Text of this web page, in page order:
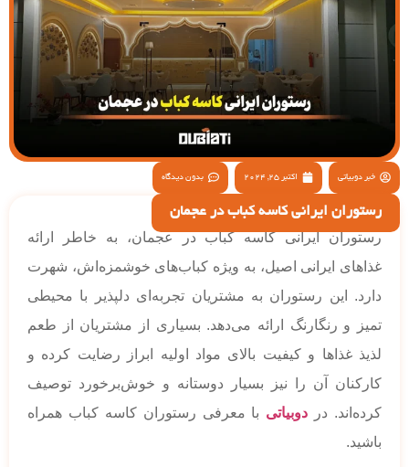
خبر دوبیاتی اکتبر 25, 2024 بدون دیدگاه
رستوران ایرانی کاسه کباب در عجمان
رستوران ایرانی کاسه کباب در عجمان، به خاطر ارائه
غذاهای ایرانی اصیل، به ویژه کباب‌های خوشمزه‌اش، شهرت
دارد. این رستوران به مشتریان تجربه‌ای دلپذیر با محیطی
تمیز و رنگارنگ ارائه می‌دهد. بسیاری از مشتریان از طعم
لذیذ غذاها و کیفیت بالای مواد اولیه ابراز رضایت کرده و
کارکنان آن را نیز بسیار دوستانه و خوش‌برخورد توصیف
کرده‌اند. در دوبیاتی با معرفی رستوران کاسه کباب همراه
باشید.